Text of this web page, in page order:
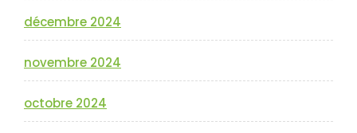
décembre 2024
novembre 2024
octobre 2024